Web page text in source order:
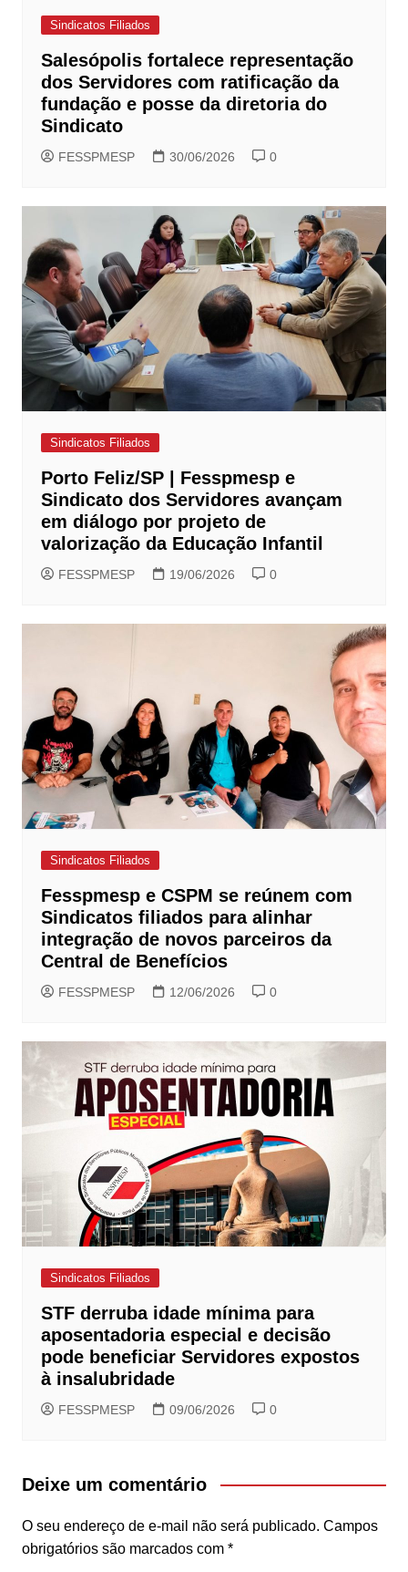
Sindicatos Filiados
Salesópolis fortalece representação
dos Servidores com ratificação da
fundação e posse da diretoria do
Sindicato
FESSPMESP 30/06/2026 0
Sindicatos Filiados
Porto Feliz/SP | Fesspmesp e
Sindicato dos Servidores avançam
em diálogo por projeto de
valorização da Educação Infantil
FESSPMESP 19/06/2026 0
Sindicatos Filiados
Fesspmesp e CSPM se reúnem com
Sindicatos filiados para alinhar
integração de novos parceiros da
Central de Benefícios
FESSPMESP 12/06/2026 0
Sindicatos Filiados
STF derruba idade mínima para
aposentadoria especial e decisão
pode beneficiar Servidores expostos
à insalubridade
FESSPMESP 09/06/2026 0
Deixe um comentário
O seu endereço de e-mail não será publicado. Campos
obrigatórios são marcados com *